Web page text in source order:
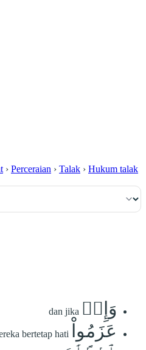
› Perceraian › Talak › Hukum talak
وَإِنۡ dan jika
عَزَمُواْ bertetap hati